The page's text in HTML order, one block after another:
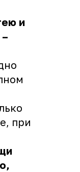
и
при